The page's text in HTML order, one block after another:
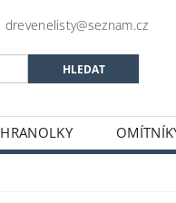
drevenelisty@seznam.cz
HRANOLKY